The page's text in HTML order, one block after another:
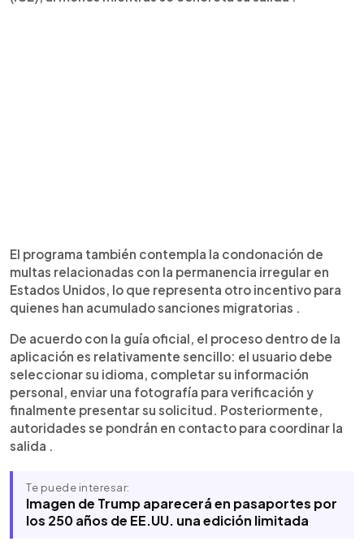
El programa también contempla la condonación de
multas relacionadas con la permanencia irregular en
Estados Unidos, lo que representa otro incentivo para
quienes han acumulado sanciones migratorias .
De acuerdo con la guía oficial, el proceso dentro de la
aplicación es relativamente sencillo: el usuario debe
seleccionar su idioma, completar su información
personal, enviar una fotografía para verificación y
finalmente presentar su solicitud. Posteriormente,
autoridades se pondrán en contacto para coordinar la
salida .
Te puede interesar:
Imagen de Trump aparecerá en pasaportes por
los 250 años de EE.UU. una edición limitada